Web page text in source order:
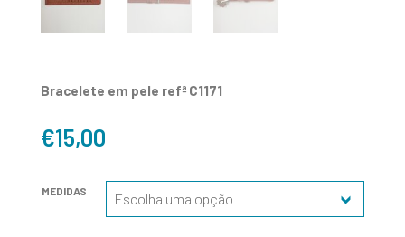
Bracelete em pele refª C1171
€15,00
MEDIDAS